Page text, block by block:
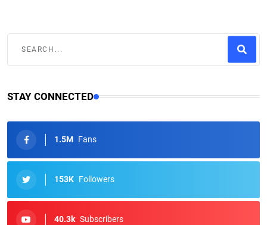
STAY CONNECTED
1.5M Fans
153K Followers
40.3k Subscribers